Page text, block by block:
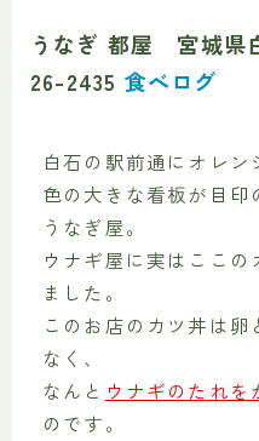
うなぎ 都屋 宮城県
26-2435 食べログ
白石の駅前通にオレン
色の大きな看板が目印
うなぎ屋。
ウナギ屋に実はここの
ました。
このお店のカツ丼は
なく、
なんと ウナギのたれ
のです。